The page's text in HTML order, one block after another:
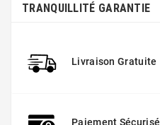
TRANQUILLITÉ GARANTIE
Livraison Gratuite
Paiement Sécurisé